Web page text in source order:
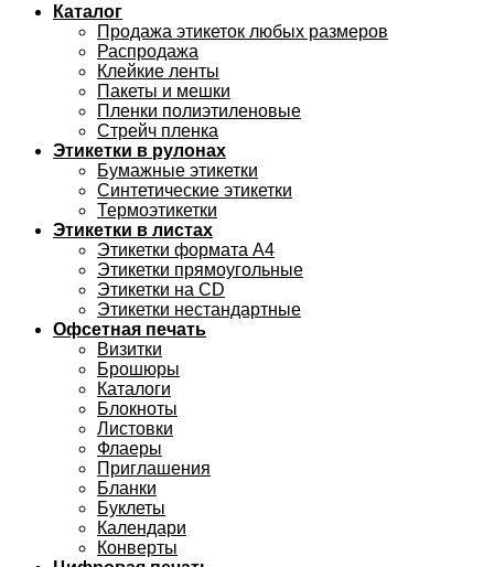
Каталог
Продажа этикеток любых размеров
Распродажа
Клейкие ленты
Пакеты и мешки
Пленки полиэтиленовые
Стрейч пленка
Этикетки в рулонах
Бумажные этикетки
Синтетические этикетки
Термоэтикетки
Этикетки в листах
Этикетки формата А4
Этикетки прямоугольные
Этикетки на CD
Этикетки нестандартные
Офсетная печать
Визитки
Брошюры
Каталоги
Блокноты
Листовки
Флаеры
Приглашения
Бланки
Буклеты
Календари
Конверты